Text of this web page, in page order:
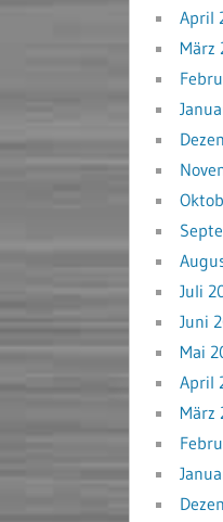
April
März
Juli
Juni
Mai
April
März